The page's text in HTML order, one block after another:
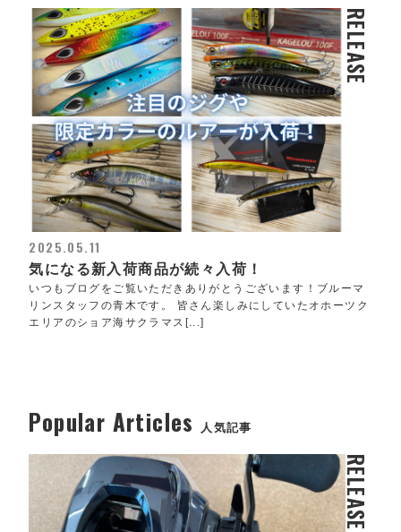
RELEASE
2025.05.11
気になる新入荷商品が続々入荷！
いつもブログをご覧いただきありがとうございます！ブルーマ
リンスタッフの青木です。 皆さん楽しみにしていたオホーツク
エリアのショア海サクラマス[...]
Popular Articles 人気記事
RELEASE